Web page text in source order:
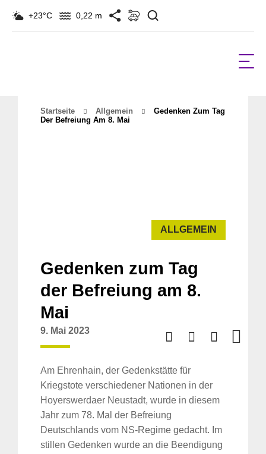
+23°C 0,22 m
Startseite Allgemein
Gedenken Zum Tag
Der Befreiung Am 8. Mai
ALLGEMEIN
Gedenken zum Tag
der Befreiung am 8.
Mai
9. Mai 2023
Am Ehrenhain, der Gedenkstätte für
Kriegstote verschiedener Nationen in der
Hoyerswerdaer Neustadt, wurde in diesem
Jahr zum 78. Mal der Befreiung
Deutschlands vom NS-Regime gedacht. Im
stillen Gedenken wurde an die Beendigung